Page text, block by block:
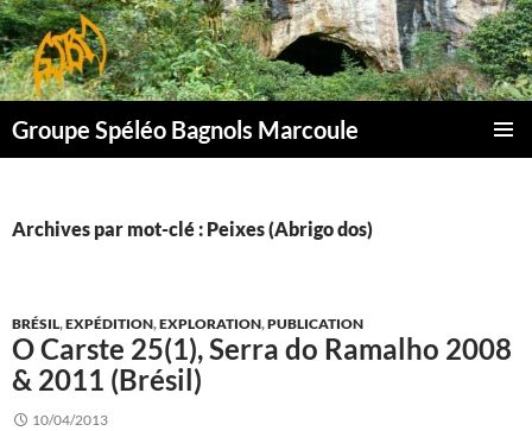
Aller
au
contenu
Groupe Spéléo Bagnols Marcoule
Archives par mot-clé : Peixes (Abrigo dos)
BRÉSIL,EXPÉDITION,EXPLORATION,PUBLICATION
O Carste 25(1), Serra do Ramalho 2008
& 2011 (Brésil)
10/04/2013